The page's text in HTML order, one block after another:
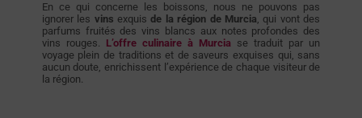
En ce qui concerne les boissons, nous ne pouvons pas
ignorer les vins exquisde la région de Murcia, qui vont des
parfums fruités des vins blancs aux notes profondes des
vins rouges. L’offre culinaire à Murcia se traduit par un
voyage plein de traditions et de saveurs exquises qui, sans
aucun doute, enrichissent l’expérience de chaque visiteur de
la région.